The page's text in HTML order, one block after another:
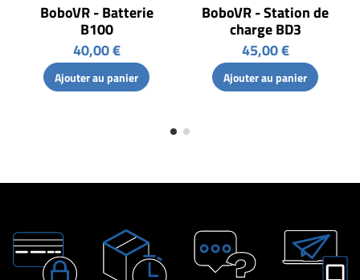
BoboVR - Batterie
B100
40,00 €
Ajouter au panier
BoboVR - Station de
charge BD3
45,00 €
Ajouter au panier